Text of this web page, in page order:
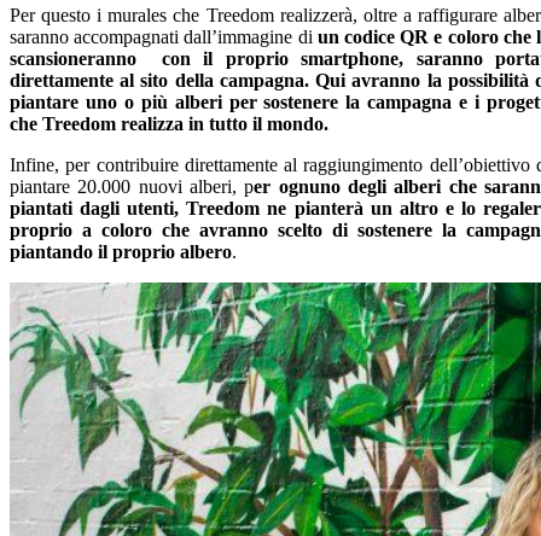
Per questo i murales che Treedom realizzerà, oltre a raffigurare
saranno accompagnati dall’immagine di un codice QR e coloro che
scansioneranno con il proprio smartphone, saranno
direttamente al sito della campagna. Qui avranno la possibilità
piantare uno o più alberi per sostenere la campagna e i
che Treedom realizza in tutto il mondo.
Infine, per contribuire direttamente al raggiungimento dell’obiettivo
piantare 20.000 nuovi alberi, per ognuno degli alberi che
piantati dagli utenti, Treedom ne pianterà un altro e lo
proprio a coloro che avranno scelto di sostenere la
piantando il proprio albero.